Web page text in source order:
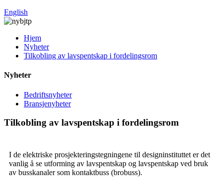
English
Hjem
Nyheter
Tilkobling av lavspentskap i fordelingsrom
Nyheter
Bedriftsnyheter
Bransjenyheter
Tilkobling av lavspentskap i fordelingsrom
I de elektriske prosjekteringstegningene til designinstituttet er det
vanlig å se utforming av lavspentskap og lavspentskap ved bruk
av busskanaler som kontaktbuss (brobuss).